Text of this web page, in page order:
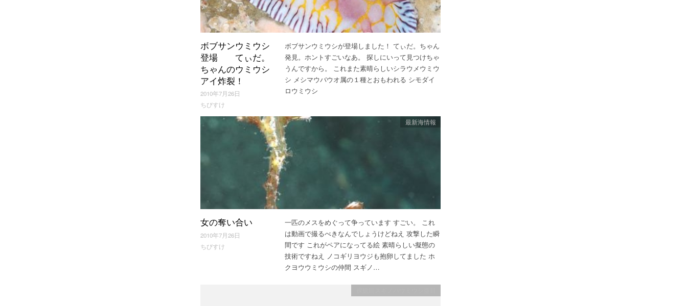
ボブサンウミウシ
登場 てぃだ。
ちゃんのウミウシ
アイ炸裂！
2010年7月26日
ちびすけ
ボブサンウミウシが登場しました！ てぃだ。ちゃん
発見。ホントすごいなあ。 探しにいって見つけちゃ
うんですから。 これまた素晴らしいシラウメウミウ
シ メシマウバウオ属の１種とおもわれる シモダイ
ロウミウシ
女の奪い合い
2010年7月26日
ちびすけ
最新海情報
一匹のメスをめぐって争っています すごい。 これ
は動画で撮るべきなんでしょうけどねえ 攻撃した瞬
間です これがペアになってる絵 素晴らしい擬態の
技術ですねえ ノコギリヨウジも抱卵してました ホ
クヨウウミウシの仲間 スギノ…